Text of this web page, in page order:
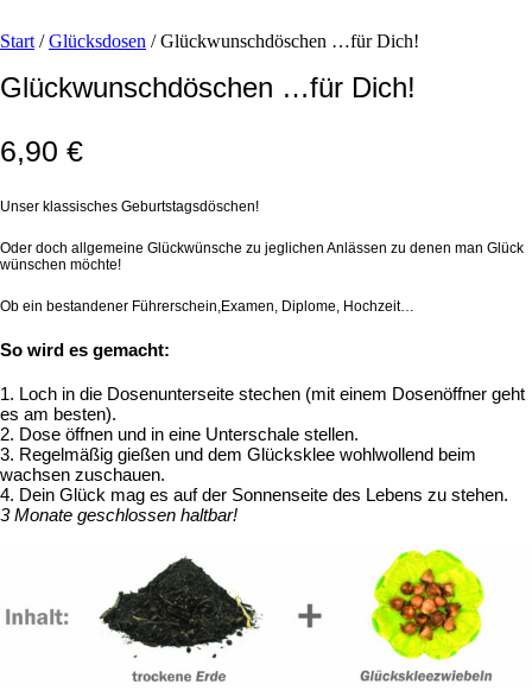
Start/Glücksdosen / Glückwunschdöschen …für Dich!
Glückwunschdöschen …für Dich!
6,90 €
Unser klassisches Geburtstagsdöschen!
Oder doch allgemeine Glückwünsche zu jeglichen Anlässen zu denen man Glück
wünschen möchte!
Ob ein bestandener Führerschein,Examen, Diplome, Hochzeit…
So wird es gemacht:
1. Loch in die Dosenunterseite stechen (mit einem Dosenöffner geht
es am besten).
2. Dose öffnen und in eine Unterschale stellen.
3. Regelmäßig gießen und dem Glücksklee wohlwollend beim
wachsen zuschauen.
4. Dein Glück mag es auf der Sonnenseite des Lebens zu stehen.
3 Monate geschlossen haltbar!